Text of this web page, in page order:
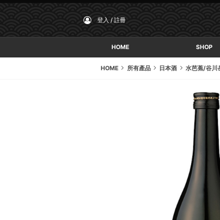
登入 / 註冊
HOME SHOP
HOME 所有產品 日本酒 水芭蕉/谷川